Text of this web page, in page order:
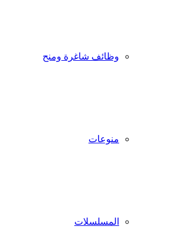
وظائف شاغرة ومنح
منوعات
المسلسلات